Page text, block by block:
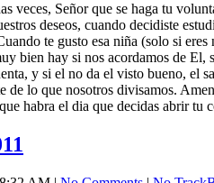
veces, Señor que se haga tu
deseos, cuando decidiste
te gusto esa niña (solo si
bien hay si nos acordamos de
y si el no da el visto bueno, el
de lo que nosotros divisamos.
habra el dia que decidas abrir tu